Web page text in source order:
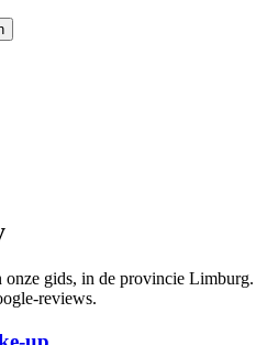
onze gids, in de provincie Limburg.
reviews.